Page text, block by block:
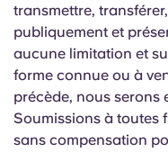
transmettre,
publiquement et
aucune limitation et
forme connue ou à
précède, nous serons
Soumissions à toutes
sans compensation